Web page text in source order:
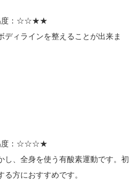
度：☆☆★★
ディラインを整えることが出来ま
度：☆☆☆★
し、全身を使う有酸素運動です。初
方におすすめです。